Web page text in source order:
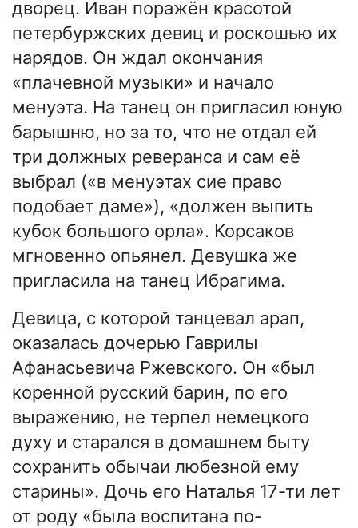
дворец. Иван поражён красотой
петербуржских девиц и роскошью их
нарядов. Он ждал окончания
«плачевной музыки» и начало
менуэта. На танец он пригласил юную
барышню, но за то, что не отдал ей
три должных реверанса и сам её
выбрал («в менуэтах сие право
подобает даме»), «должен выпить
кубок большого орла». Корсаков
мгновенно опьянел. Девушка же
пригласила на танец Ибрагима.
Девица, с которой танцевал арап,
оказалась дочерью Гаврилы
Афанасьевича Ржевского. Он «был
коренной русский барин, по его
выражению, не терпел немецкого
духу и старался в домашнем быту
сохранить обычаи любезной ему
старины». Дочь его Наталья 17-ти лет
от роду «была воспитана по-